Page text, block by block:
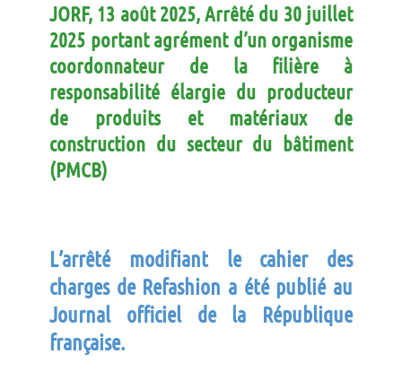
JORF, 13 août 2025, Arrêté du 30 juillet
2025 portant agrément d’un organisme
coordonnateur de la filière à
responsabilité élargie du producteur
de produits et matériaux de
construction du secteur du bâtiment
(PMCB)
L’arrêté modifiant le cahier des
charges de Refashion a été publié au
Journal officiel de la République
française.